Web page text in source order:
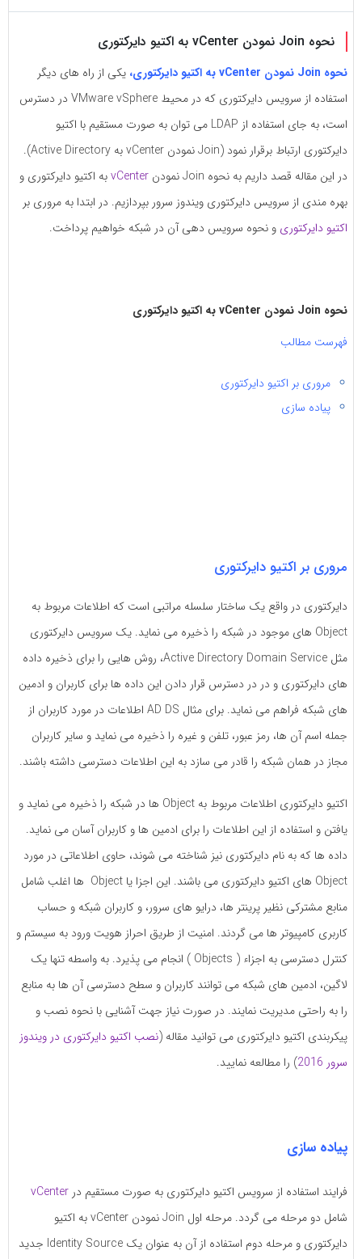
بگذارید.
کپی
لینک
به
اشتراک
لینک
نحوه Join نمودن vCenter به اکتیو دایرکتوری
نحوه Join نمودن vCenter به اکتیو دایرکتوری،
یکی از راه های دیگر
استفاده از سرویس دایرکتوری که در محیط VMware vSphere در دسترس
است، به جای استفاده از LDAP می توان به صورت مستقیم با اکتیو
دایرکتوری ارتباط برقرار نمود (Join نمودن vCenter به Active Directory).
در این مقاله قصد داریم به نحوه Join نمودن
vCenterبه اکتیو دایرکتوری و
بهره مندی از سرویس دایرکتوری ویندوز سرور بپردازیم. در ابتدا به مروری بر
اکتیو دایرکتوریو نحوه سرویس دهی آن در شبکه خواهیم پرداخت.
نحوه Join نمودن vCenter به اکتیو دایرکتوری
فهرست مطالب
مروری بر اکتیو دایرکتوری
پیاده سازی
مروری بر اکتیو دایرکتوری
دایرکتوری در واقع یک ساختار سلسله مراتبی است که اطلاعات مربوط به
Object های موجود در شبکه را ذخیره می نماید. یک سرویس دایرکتوری
مثل Active Directory Domain Service، روش هایی را برای ذخیره داده
های دایرکتوری و در در دسترس قرار دادن این داده ها برای کاربران و ادمین
های شبکه فراهم می نماید. برای مثال AD DS اطلاعات در مورد کاربران از
جمله اسم آن ها، رمز عبور، تلفن و غیره را ذخیره می نماید و سایر کاربران
مجاز در همان شبکه را قادر می سازد به این اطلاعات دسترسی داشته باشند.
اکتیو دایرکتوری اطلاعات مربوط به Object ها در شبکه را ذخیره می نماید و
یافتن و استفاده از این اطلاعات را برای ادمین ها و کاربران آسان می نماید.
داده ها که به نام دایرکتوری نیز شناخته می شوند، حاوی اطلاعاتی در مورد
Object های اکتیو دایرکتوری می باشند. این اجزا یا Object ها اغلب شامل
منابع مشترکی نظیر پرینتر ها، درایو های سرور، و کاربران شبکه و حساب
کاربری کامپیوتر ها می گردند. امنیت از طریق احراز هویت ورود به سیستم و
کنترل دسترسی به اجزاء ( Objects ) انجام می پذیرد. به واسطه تنها یک
لاگین، ادمین های شبکه می توانند کاربران و سطح دسترسی آن ها به منابع
را به راحتی مدیریت نمایند. در صورت نیاز جهت آشنایی با نحوه نصب و
پیکربندی اکتیو دایرکتوری می توانید مقاله (نصب اکتیو دایرکتوری در ویندوز
سرور 2016
) را مطالعه نمایید.
پیاده سازی
فرایند استفاده از سرویس اکتیو دایرکتوری به صورت مستقیم در vCenter
شامل دو مرحله می گردد. مرحله اول Join نمودن vCenter به اکتیو
دایرکتوری و مرحله دوم استفاده از آن به عنوان یک Identity Source جدید